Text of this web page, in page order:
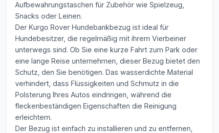
Aufbewahrungstaschen für Zubehör wie Spielzeug,
Snacks oder Leinen.
Der Kurgo Rover Hundebankbezug ist ideal für
Hundebesitzer, die regelmäßig mit ihrem Vierbeiner
unterwegs sind. Ob Sie eine kurze Fahrt zum Park oder
eine lange Reise unternehmen, dieser Bezug bietet den
Schutz, den Sie benötigen. Das wasserdichte Material
verhindert, dass Flüssigkeiten und Schmutz in die
Polsterung Ihres Autos eindringen, während die
fleckenbeständigen Eigenschaften die Reinigung
erleichtern.
Der Bezug ist einfach zu installieren und zu entfernen,